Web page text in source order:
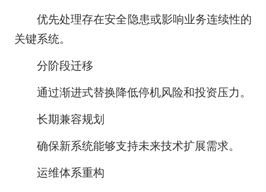
优先处理存在安全隐患或影响业务连续性的
关键系统。
分阶段迁移
通过渐进式替换降低停机风险和投资压力。
长期兼容规划
确保新系统能够支持未来技术扩展需求。
运维体系重构